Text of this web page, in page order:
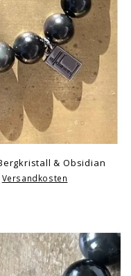
& Obsidian
Versandkosten